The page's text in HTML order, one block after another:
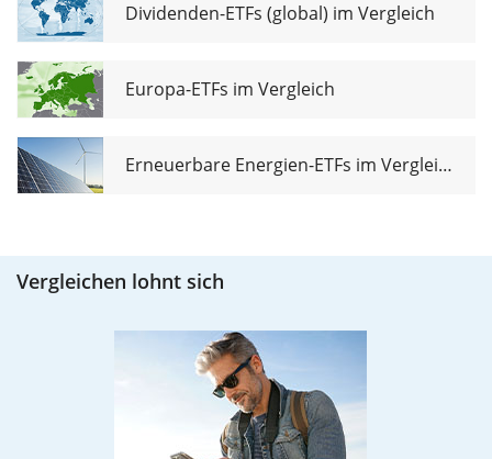
Dividenden-ETFs (global) im Vergleich
Europa-ETFs im Vergleich
Erneuerbare Energien-ETFs im Vergleich
Vergleichen lohnt sich